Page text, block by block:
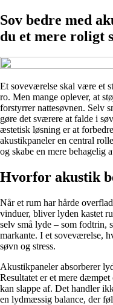
Sov bedre med
du et mere roligt
Et soveværelse skal være et
ro. Men mange oplever, at
forstyrrer nattesøvnen. Selv
gøre det sværere at falde i
æstetisk løsning er at
akustikpaneler en central
og skabe en mere behagelig
Hvorfor akustik
Når et rum har hårde
vinduer, bliver lyden kastet
selv små lyde – som fodtrin,
markante. I et soveværelse,
søvn og stress.
Akustikpaneler absorberer
Resultatet er et mere
kan slappe af. Det handler
en lydmæssig balance, der